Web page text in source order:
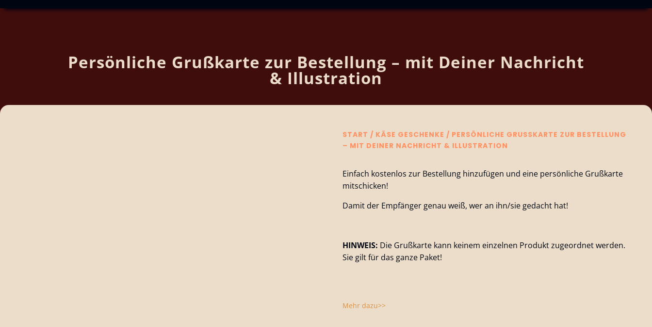
Persönliche Grußkarte zur Bestellung – mit Deiner Nachricht
& Illustration
START / KÄSE GESCHENKE / PERSÖNLICHE GRUSSKARTE ZUR BESTELLUNG –
MIT DEINER NACHRICHT & ILLUSTRATION
Einfach kostenlos zur Bestellung hinzufügen und eine persönliche Grußkarte
mitschicken!
Damit der Empfänger genau weiß, wer an ihn/sie gedacht hat!
HINWEIS: Die Grußkarte kann keinem einzelnen Produkt zugeordnet werden.
Sie gilt für das ganze Paket!
Mehr dazu>>